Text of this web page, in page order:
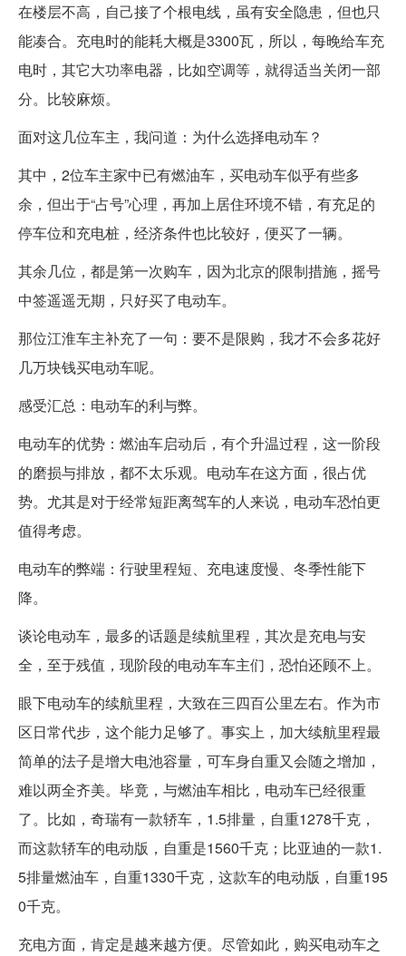
在楼层不高，自己接了个根电线，虽有安全隐患，但也只
能凑合。充电时的能耗大概是3300瓦，所以，每晚给车充
电时，其它大功率电器，比如空调等，就得适当关闭一部
分。比较麻烦。
面对这几位车主，我问道：为什么选择电动车？
其中，2位车主家中已有燃油车，买电动车似乎有些多
余，但出于“占号”心理，再加上居住环境不错，有充足的
停车位和充电桩，经济条件也比较好，便买了一辆。
其余几位，都是第一次购车，因为北京的限制措施，摇号
中签遥遥无期，只好买了电动车。
那位江淮车主补充了一句：要不是限购，我才不会多花好
几万块钱买电动车呢。
感受汇总：电动车的利与弊。
电动车的优势：燃油车启动后，有个升温过程，这一阶段
的磨损与排放，都不太乐观。电动车在这方面，很占优
势。尤其是对于经常短距离驾车的人来说，电动车恐怕更
值得考虑。
电动车的弊端：行驶里程短、充电速度慢、冬季性能下
降。
谈论电动车，最多的话题是续航里程，其次是充电与安
全，至于残值，现阶段的电动车车主们，恐怕还顾不上。
眼下电动车的续航里程，大致在三四百公里左右。作为市
区日常代步，这个能力足够了。事实上，加大续航里程最
简单的法子是增大电池容量，可车身自重又会随之增加，
难以两全齐美。毕竟，与燃油车相比，电动车已经很重
了。比如，奇瑞有一款轿车，1.5排量，自重1278千克，
而这款轿车的电动版，自重是1560千克；比亚迪的一款1.
5排量燃油车，自重1330千克，这款车的电动版，自重195
0千克。
充电方面，肯定是越来越方便。尽管如此，购买电动车之